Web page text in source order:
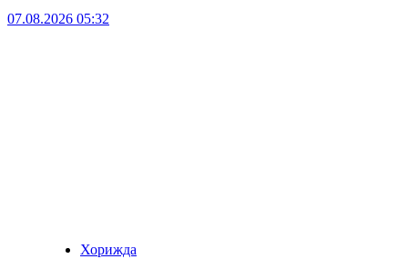
07.08.2026 05:32
Хорижда